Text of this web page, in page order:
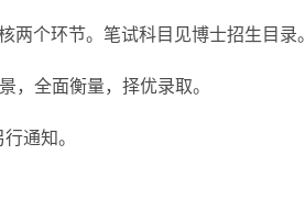
两个环节。笔试科目见博士招生目录。
，全面衡量，择优录取。
通知。